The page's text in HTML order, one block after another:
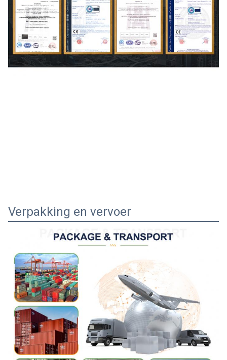
Verpakking en vervoer